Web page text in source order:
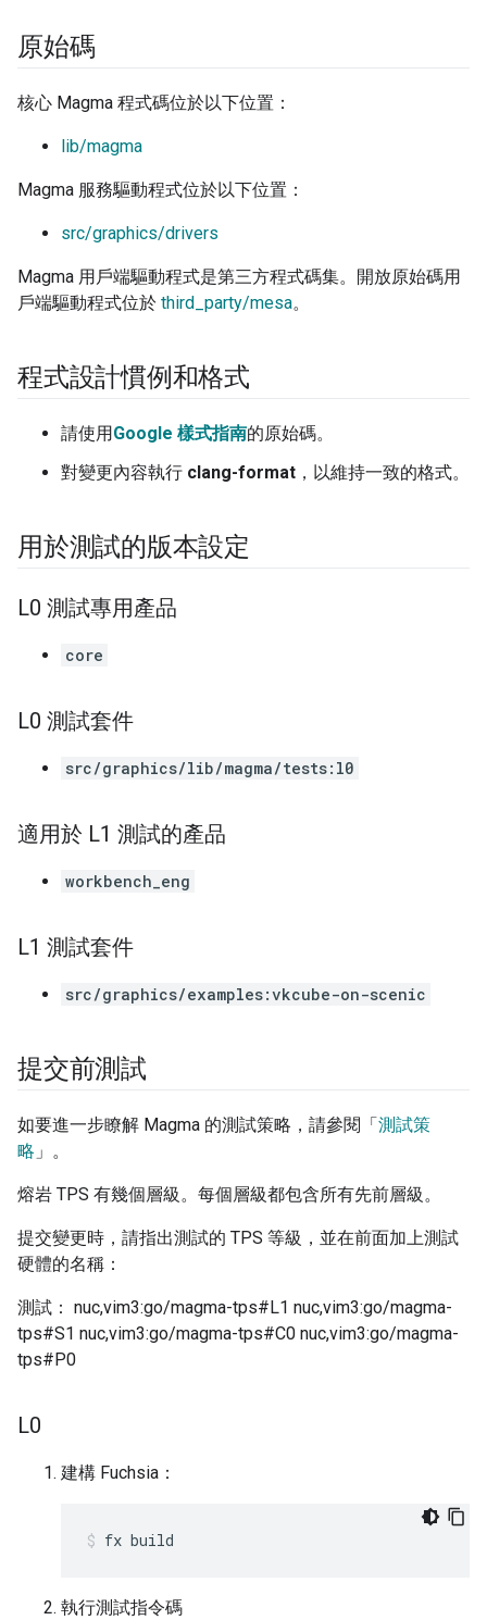
原始碼
核心 Magma 程式碼位於以下位置：
lib/magma
Magma 服務驅動程式位於以下位置：
src/graphics/drivers
Magma 用戶端驅動程式是第三方程式碼集。開放原始碼用
戶端驅動程式位於 third_party/mesa。
程式設計慣例和格式
請使用Google 樣式指南的原始碼。
對變更內容執行 clang-format ，以維持一致的格式。
用於測試的版本設定
L0 測試專用產品
core
L0 測試套件
src/graphics/lib/magma/tests:l0
適用於 L1 測試的產品
workbench_eng
L1 測試套件
src/graphics/examples:vkcube-on-scenic
提交前測試
如要進一步瞭解 Magma 的測試策略，請參閱「測試策
略 」。
熔岩 TPS 有幾個層級。每個層級都包含所有先前層級。
提交變更時，請指出測試的 TPS 等級，並在前面加上測試
硬體的名稱：
測試： nuc,vim3:go/magma-tps#L1 nuc,vim3:go/magma-
tps#S1 nuc,vim3:go/magma-tps#C0 nuc,vim3:go/magma-
tps#P0
L0
建構 Fuchsia：
fx build
執行測試指令碼